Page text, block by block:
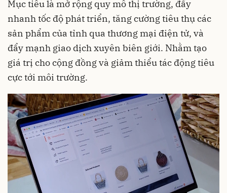
Mục tiêu là mở rộng quy mô thị trường, đẩy
nhanh tốc độ phát triển, tăng cường tiêu thụ các
sản phẩm của tỉnh qua thương mại điện tử, và
đẩy mạnh giao dịch xuyên biên giới. Nhằm tạo
giá trị cho cộng đồng và giảm thiểu tác động tiêu
cực tới môi trường.